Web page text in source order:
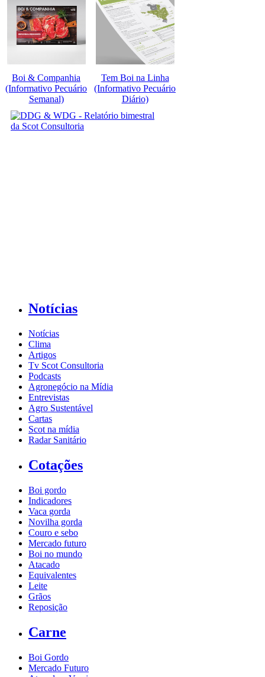
Boi & Companhia
(Informativo Pecuário
Semanal)
Tem Boi na Linha
(Informativo Pecuário
Diário)
Notícias
Notícias
Clima
Artigos
Tv Scot Consultoria
Podcasts
Agronegócio na Mídia
Entrevistas
Agro Sustentável
Cartas
Scot na mídia
Radar Sanitário
Cotações
Boi gordo
Indicadores
Vaca gorda
Novilha gorda
Couro e sebo
Mercado futuro
Boi no mundo
Atacado
Equivalentes
Leite
Grãos
Reposição
Carne
Boi Gordo
Mercado Futuro